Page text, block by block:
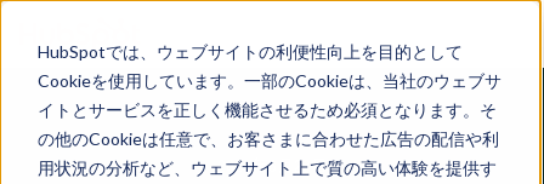
HubSpotでは、ウェブサイトの利便性向上を目的として
Cookieを使用しています。一部のCookieは、当社のウェブサ
イトとサービスを正しく機能させるため必須となります。そ
の他のCookieは任意で、お客さまに合わせた広告の配信や利
用状況の分析など、ウェブサイト上で質の高い体験を提供す
2020年6月23日